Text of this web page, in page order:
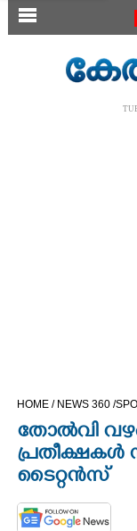
SECTIONS
OPINION
PHOTOS
HOME / NEWS 360 /
തോല്‍വി
പ്രതീക്ഷകള്‍
ടൈറ്റന്‍സ്